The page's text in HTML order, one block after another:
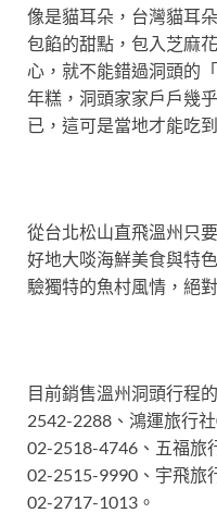
像是貓耳朵，台灣貓耳
包餡的甜點，包入芝麻
心，就不能錯過洞頭的
年糕，洞頭家家戶戶幾
已，這可是當地才能吃
從台北松山直飛溫州只
好地大啖海鮮美食與特
驗獨特的魚村風情，絕
目前銷售溫州洞頭行程
2542-2288、鴻運旅行
02-2518-4746、五福旅
02-2515-9990、宇飛旅
02-2717-1013。